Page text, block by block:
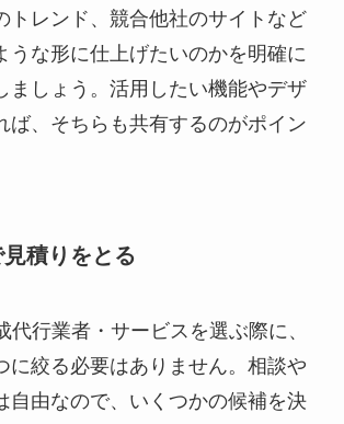
トレンド、競合他社のサイトなど
うな形に仕上げたいのかを明確に
ましょう。活用したい機能やデザ
ば、そちらも共有するのがポイン
積りをとる
代行業者・サービスを選ぶ際に、
に絞る必要はありません。相談や
自由なので、いくつかの候補を決